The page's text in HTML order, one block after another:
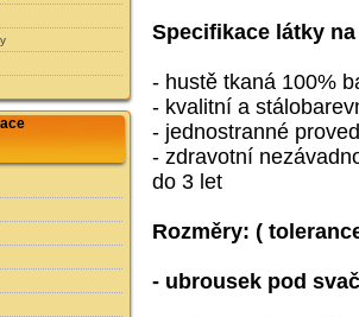
Specifikace látky
- hustě tkaná 100%
- kvalitní a
- jednostranné
- zdravotní
do 3 let
Rozměry:(
- ubrousek pod